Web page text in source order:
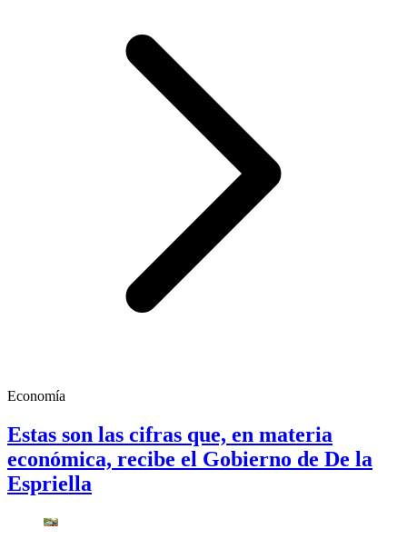
Economía
Estas son las cifras que, en materia
económica, recibe el Gobierno de De la
Espriella